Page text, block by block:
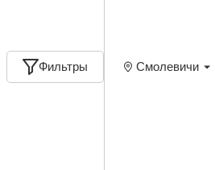
Фильтры Смолевичи